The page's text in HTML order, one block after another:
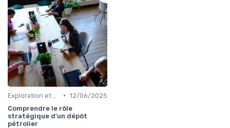
• 12/06/2025
Comprendre le rôle
stratégique d'un dépôt
pétrolier